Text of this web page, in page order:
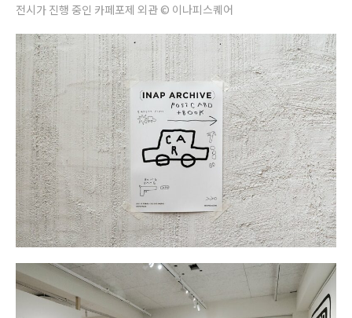
전시가 진행 중인 카페포제 외관 © 이나피스퀘어